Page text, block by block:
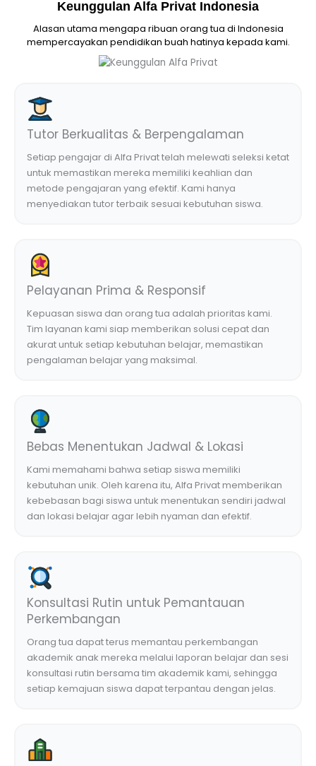
Keunggulan Alfa Privat Indonesia
Alasan utama mengapa ribuan orang tua di Indonesia
mempercayakan pendidikan buah hatinya kepada kami.
Tutor Berkualitas & Berpengalaman
Setiap pengajar di Alfa Privat telah melewati seleksi ketat
untuk memastikan mereka memiliki keahlian dan
metode pengajaran yang efektif. Kami hanya
menyediakan tutor terbaik sesuai kebutuhan siswa.
Pelayanan Prima & Responsif
Kepuasan siswa dan orang tua adalah prioritas kami.
Tim layanan kami siap memberikan solusi cepat dan
akurat untuk setiap kebutuhan belajar, memastikan
pengalaman belajar yang maksimal.
Bebas Menentukan Jadwal & Lokasi
Kami memahami bahwa setiap siswa memiliki
kebutuhan unik. Oleh karena itu, Alfa Privat memberikan
kebebasan bagi siswa untuk menentukan sendiri jadwal
dan lokasi belajar agar lebih nyaman dan efektif.
Konsultasi Rutin untuk Pemantauan
Perkembangan
Orang tua dapat terus memantau perkembangan
akademik anak mereka melalui laporan belajar dan sesi
konsultasi rutin bersama tim akademik kami, sehingga
setiap kemajuan siswa dapat terpantau dengan jelas.